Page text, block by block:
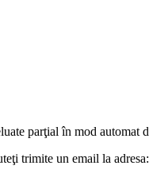
parţial în mod automat
trimite un email la